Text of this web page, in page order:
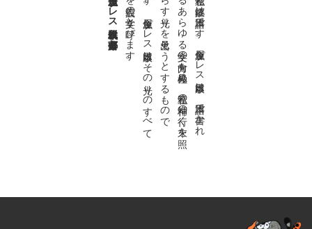
私達の
故郷は
日本語で
す
。
金魚屋プ
レ
ス
日本版は
、
日本語で
書か
れ
る
あ
ら
ゆ
る
文学の
方向を
見極め
、
私達の
精神の
行く
末を
照
ら
す
光り
を
見出そ
う
と
す
る
も
の
で
す
。
金魚屋プ
レ
ス
日本版は
そ
の
光り
の
す
べ
て
を
広義の
文学と
呼び
ま
す
。
金魚屋プレス日本版代表 齋藤都